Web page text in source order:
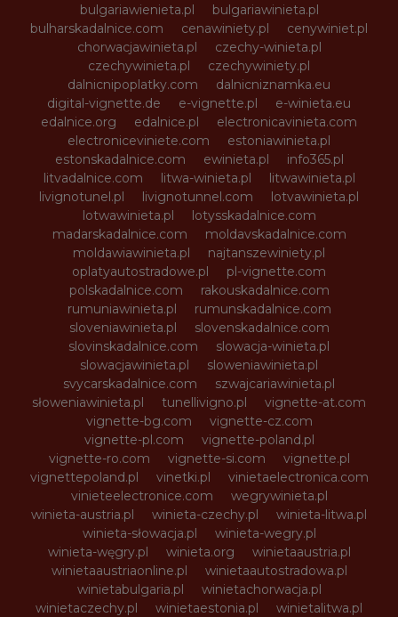
bulgariawienieta.pl
bulgariawinieta.pl
bulharskadalnice.com
cenawiniety.pl
cenywiniet.pl
chorwacjawinieta.pl
czechy-winieta.pl
czechywinieta.pl
czechywiniety.pl
dalnicnipoplatky.com
dalnicniznamka.eu
digital-vignette.de
e-vignette.pl
e-winieta.eu
edalnice.org
edalnice.pl
electronicavinieta.com
electroniceviniete.com
estoniawinieta.pl
estonskadalnice.com
ewinieta.pl
info365.pl
litvadalnice.com
litwa-winieta.pl
litwawinieta.pl
livignotunel.pl
livignotunnel.com
lotvawinieta.pl
lotwawinieta.pl
lotysskadalnice.com
madarskadalnice.com
moldavskadalnice.com
moldawiawinieta.pl
najtanszewiniety.pl
oplatyautostradowe.pl
pl-vignette.com
polskadalnice.com
rakouskadalnice.com
rumuniawinieta.pl
rumunskadalnice.com
sloveniawinieta.pl
slovenskadalnice.com
slovinskadalnice.com
slowacja-winieta.pl
slowacjawinieta.pl
sloweniawinieta.pl
svycarskadalnice.com
szwajcariawinieta.pl
słoweniawinieta.pl
tunellivigno.pl
vignette-at.com
vignette-bg.com
vignette-cz.com
vignette-pl.com
vignette-poland.pl
vignette-ro.com
vignette-si.com
vignette.pl
vignettepoland.pl
vinetki.pl
vinietaelectronica.com
vinieteelectronice.com
wegrywinieta.pl
winieta-austria.pl
winieta-czechy.pl
winieta-litwa.pl
winieta-słowacja.pl
winieta-wegry.pl
winieta-węgry.pl
winieta.org
winietaaustria.pl
winietaaustriaonline.pl
winietaautostradowa.pl
winietabulgaria.pl
winietachorwacja.pl
winietaczechy.pl
winietaestonia.pl
winietalitwa.pl